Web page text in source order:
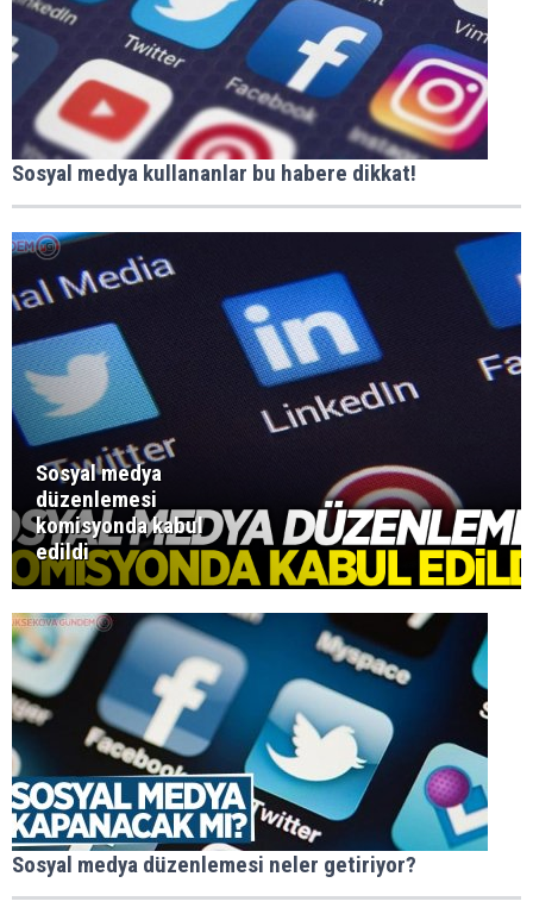
Sosyal medya kullananlar bu habere dikkat!
Sosyal medya
düzenlemesi
komisyonda kabul
edildi
Sosyal medya düzenlemesi neler getiriyor?